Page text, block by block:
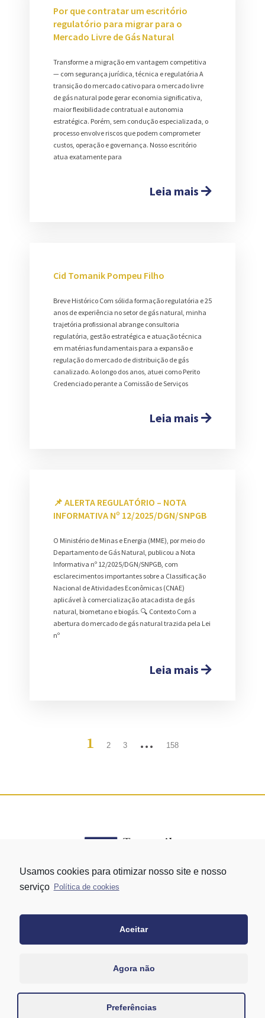
Por que contratar um escritório
regulatório para migrar para o
Mercado Livre de Gás Natural
Transforme a migração em vantagem competitiva
— com segurança jurídica, técnica e regulatória A
transição do mercado cativo para o mercado livre
de gás natural pode gerar economia significativa,
maior flexibilidade contratual e autonomia
estratégica. Porém, sem condução especializada, o
processo envolve riscos que podem comprometer
custos, operação e governança. Nosso escritório
atua exatamente para
Leia mais
Cid Tomanik Pompeu Filho
Breve Histórico Com sólida formação regulatória e 25
anos de experiência no setor de gás natural, minha
trajetória profissional abrange consultoria
regulatória, gestão estratégica e atuação técnica
em matérias fundamentais para a expansão e
regulação do mercado de distribuição de gás
canalizado. Ao longo dos anos, atuei como Perito
Credenciado perante a Comissão de Serviços
Leia mais
📌 ALERTA REGULATÓRIO – NOTA
INFORMATIVA Nº 12/2025/DGN/SNPGB
O Ministério de Minas e Energia (MME), por meio do
Departamento de Gás Natural, publicou a Nota
Informativa nº 12/2025/DGN/SNPGB, com
esclarecimentos importantes sobre a Classificação
Nacional de Atividades Econômicas (CNAE)
aplicável à comercialização atacadista de gás
natural, biometano e biogás. 🔍 Contexto Com a
abertura do mercado de gás natural trazida pela Lei
nº
Leia mais
1 2 3 … 158
+55 11 95058-7769 (Whatsapp)
Usamos cookies para otimizar nosso site e nosso
serviço Política de cookies
Aceitar
Agora não
Preferências